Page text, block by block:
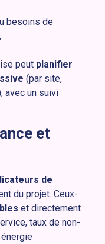
besoins de
peut planifier
(par site,
avec un suivi
et
de
du projet. Ceux-
et directement
taux de non-